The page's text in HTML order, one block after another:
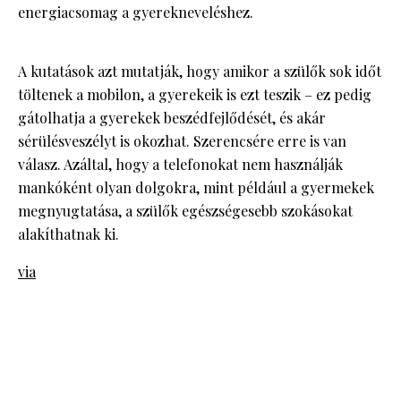
energiacsomag a gyerekneveléshez.
A kutatások azt mutatják, hogy amikor a szülők sok időt
töltenek a mobilon, a gyerekeik is ezt teszik – ez pedig
gátolhatja a gyerekek beszédfejlődését, és akár
sérülésveszélyt is okozhat. Szerencsére erre is van
válasz. Azáltal, hogy a telefonokat nem használják
mankóként olyan dolgokra, mint például a gyermekek
megnyugtatása, a szülők egészségesebb szokásokat
alakíthatnak ki.
via